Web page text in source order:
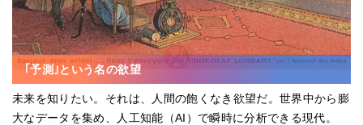
｢予測｣という名の欲望
未来を知りたい。それは、人間の飽くなき欲望だ。世界中から膨
大なデータを集め、人工知能（AI）で瞬時に分析できる現代。